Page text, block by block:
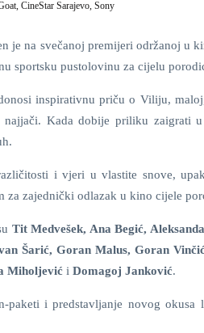
CineStar Sarajevo, Sony
je na svečanoj premijeri održanoj u
sportsku pustolovinu za cijelu
inspirativnu priču o Viliju,
Kada dobije priliku zaigrati
i vjeri u vlastite snove,
za zajednički odlazak u kino cijele
Tit Medvešek, Ana Begić,
Šarić, Goran Malus, Goran
Miholjević i Domagoj Janković.
i predstavljanje novog okusa